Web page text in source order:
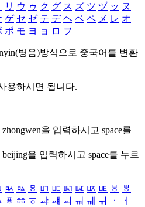
リ ウ ゥ ク グ ス ズ ツ ヅ ッ ヌ
ゲ セ ゼ テ デ ヘ ベ ペ メ レ オ
ポ モ ヨ ョ ロ ヲ ―
병음)방식으로 중국어를 변환
용하시면 됩니다.
zhongwen을 입력하시고 space를
beijing을 입력하시고 space를 누르
ㅯ ㅰ ㅱ ㅲ ㅳ ㅴ ㅵ ㅶ ㅷ ㅸ
ㅹ
ㆄ ㆅ ㆆ ㆇ ㆈ ㆉ ㆊ ㆋ ㆌ ㆍ
ㆎ